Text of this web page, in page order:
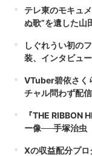
テレ東のモキュ
ぬ歌”を遺した山
しぐれうい初の
装、インタビュ
VTuber碧依さく
チャル問わず配
『THE RIBBON
ー像──手塚治虫
Xの収益配分プ